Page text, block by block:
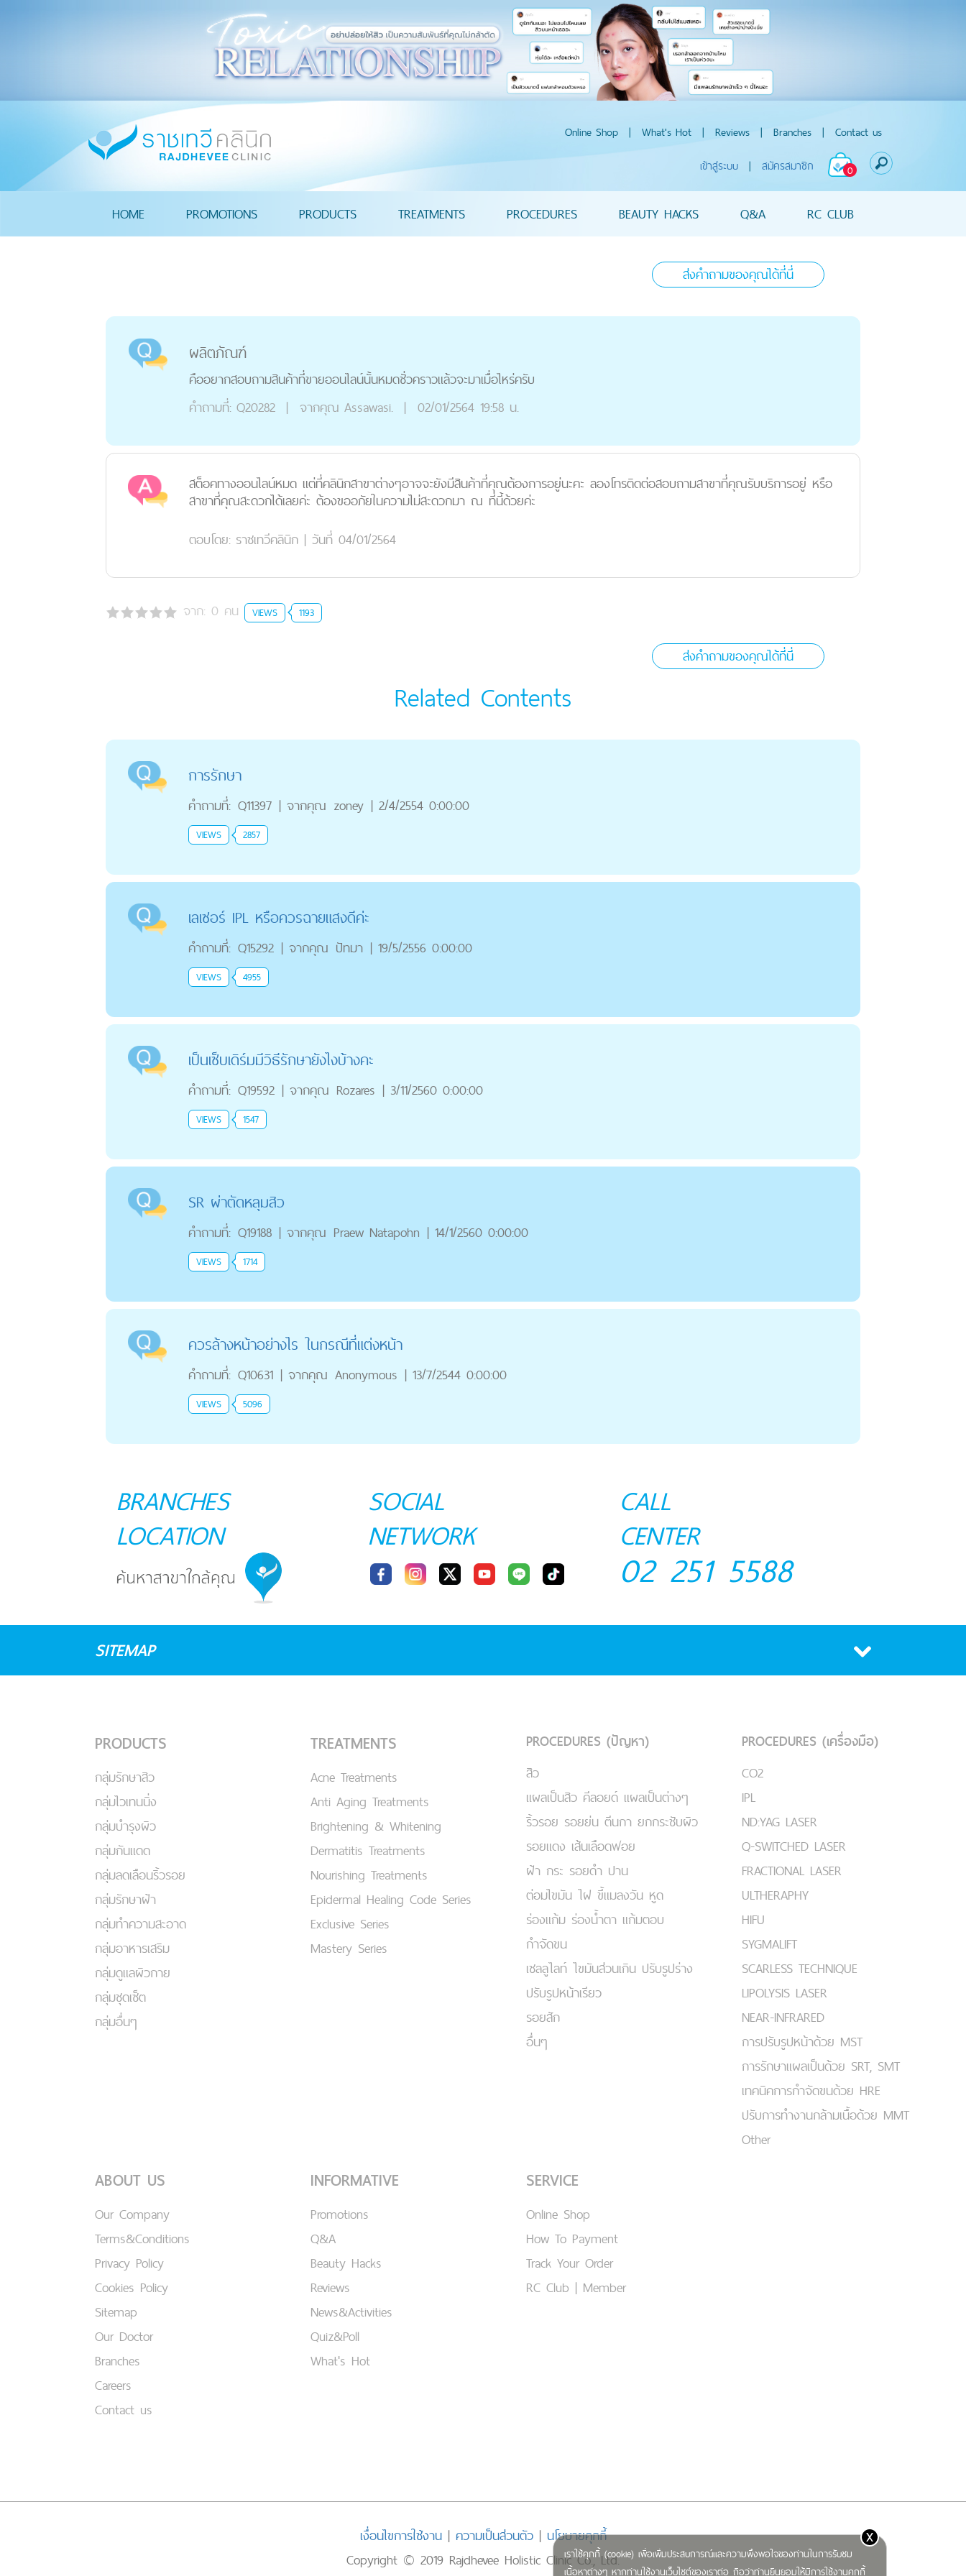
Online Shop | What's Hot | Reviews | Branches | Contact us
0
เข้าสู่ระบบ | สมัครสมาชิก
HOME PROMOTIONS PRODUCTS TREATMENTS PROCEDURES BEAUTY HACKS Q&A RC CLUB
ส่งคำถามของคุณได้ที่นี่
ผลิตภัณฑ์
คืออยากสอบถามสินค้าที่ขายออนไลน์นั้นหมดชั่วคราวแล้วจะมาเมื่อไหร่ครับ
คำถามที่: Q20282 | จากคุณ Assawasi. | 02/01/2564 19:58 น.
สต็อคทางออนไลน์หมด แต่ที่คลินิกสาขาต่างๆอาจจะยังมีสินค้าที่คุณต้องการอยู่นะคะ ลองโทรติดต่อสอบถามสาขาที่คุณรับบริการอยู่ หรือ
สาขาที่คุณสะดวกได้เลยค่ะ ต้องขออภัยในความไม่สะดวกมา ณ ที่นี้ด้วยค่ะ
ตอบโดย: ราชเทวีคลินิก | วันที่ 04/01/2564
จาก: 0 คน VIEWS 1193
ส่งคำถามของคุณได้ที่นี่
Related Contents
การรักษา
คำถามที่: Q11397 | จากคุณ zoney | 2/4/2554 0:00:00
VIEWS 2857
เลเซอร์ IPL หรือควรฉายแสงดีค่ะ
คำถามที่: Q15292 | จากคุณ ปัทมา | 19/5/2556 0:00:00
VIEWS 4955
เป็นเซ็บเดิร์มมีวิธีรักษายังไงบ้างคะ
คำถามที่: Q19592 | จากคุณ Rozares | 3/11/2560 0:00:00
VIEWS 1547
SR ผ่าตัดหลุมสิว
คำถามที่: Q19188 | จากคุณ Praew Natapohn | 14/1/2560 0:00:00
VIEWS 1714
ควรล้างหน้าอย่างไร ในกรณีที่แต่งหน้า
คำถามที่: Q10631 | จากคุณ Anonymous | 13/7/2544 0:00:00
VIEWS 5096
เราใช้คุกกี้ (cookie) เพื่อเพิ่มประสบการณ์และความพึงพอใจของท่านในการรับชม
เนื้อหาต่างๆ หากท่านใช้งานเว็บไซต์ของเราต่อ ถือว่าท่านยินยอมให้มีการใช้งานคุกกี้
x
BRANCHES
LOCATION
SOCIAL
NETWORK
CALL
CENTER
02 251 5588
SITEMAP
PRODUCTS
กลุ่มรักษาสิว
กลุ่มไวเทนนิ่ง
กลุ่มบำรุงผิว
กลุ่มกันแดด
กลุ่มลดเลือนริ้วรอย
กลุ่มรักษาฝ้า
กลุ่มทำความสะอาด
กลุ่มอาหารเสริม
กลุ่มดูแลผิวกาย
กลุ่มชุดเซ็ต
กลุ่มอื่นๆ
TREATMENTS
Acne Treatments
Anti Aging Treatments
Brightening & Whitening
Dermatitis Treatments
Nourishing Treatments
Epidermal Healing Code Series
Exclusive Series
Mastery Series
PROCEDURES (ปัญหา)
สิว
แผลเป็นสิว คีลอยด์ แผลเป็นต่างๆ
ริ้วรอย รอยย่น ตีนกา ยกกระชับผิว
รอยแดง เส้นเลือดฟอย
ฝ้า กระ รอยดำ ปาน
ต่อมไขมัน ไฝ ขี้แมลงวัน หูด
ร่องแก้ม ร่องน้ำตา แก้มตอบ
กำจัดขน
เชลลูไลท์ ไขมันส่วนเกิน ปรับรูปร่าง
ปรับรูปหน้าเรียว
รอยสัก
อื่นๆ
PROCEDURES (เครื่องมือ)
CO2
IPL
ND:YAG LASER
Q-SWITCHED LASER
FRACTIONAL LASER
ULTHERAPHY
HIFU
SYGMALIFT
SCARLESS TECHNIQUE
LIPOLYSIS LASER
NEAR-INFRARED
การปรับรูปหน้าด้วย MST
การรักษาแผลเป็นด้วย SRT, SMT
เทคนิคการกำจัดขนด้วย HRE
ปรับการทำงานกล้ามเนื้อด้วย MMT
Other
ABOUT US
Our Company
Terms&Conditions
Privacy Policy
Cookies Policy
Sitemap
Our Doctor
Branches
Careers
Contact us
INFORMATIVE
Promotions
Q&A
Beauty Hacks
Reviews
News&Activities
Quiz&Poll
What's Hot
SERVICE
Online Shop
How To Payment
Track Your Order
RC Club | Member
เงื่อนไขการใช้งาน| ความเป็นส่วนตัว| นโยบายคุกกี้
Copyright © 2019 Rajdhevee Holistic Clinic Co., Ltd.